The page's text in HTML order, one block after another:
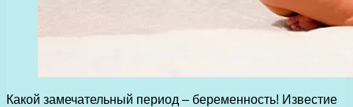
Какой замечательный период – беременность! Известие